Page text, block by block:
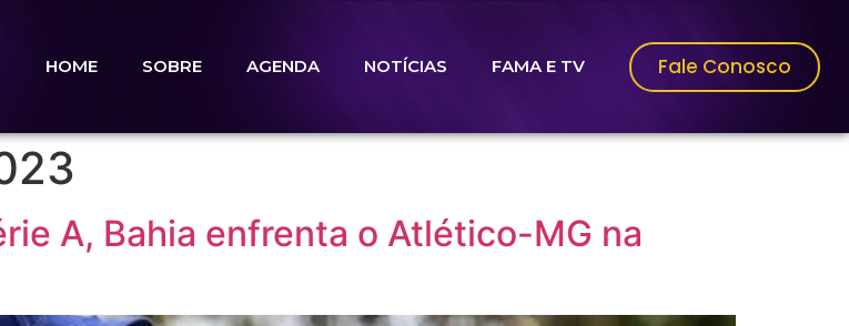
HOME SOBRE AGENDA NOTÍCIAS FAMA E TV Fale Conosco
A, Bahia enfrenta o Atlético-MG na